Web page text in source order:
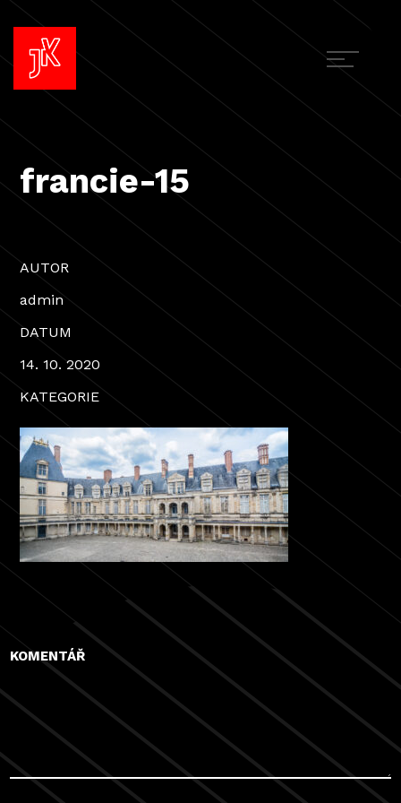
francie-15
AUTOR
admin
DATUM
14. 10. 2020
KATEGORIE